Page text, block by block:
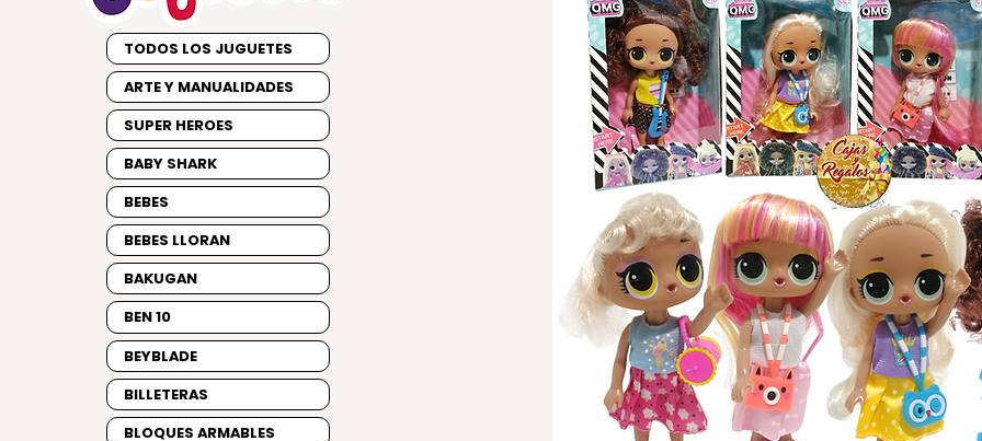
TODOS LOS JUGUETES
ARTE Y MANUALIDADES
SUPER HEROES
BABY SHARK
BEBES
BEBES LLORAN
BAKUGAN
BEN 10
BEYBLADE
BILLETERAS
BLOQUES ARMABLES